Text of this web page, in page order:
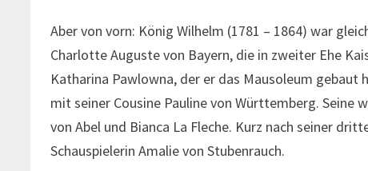
Aber von vorn: König Wilhelm (1781 – 1864) war
Charlotte Auguste von Bayern, die in zweiter Ehe
Katharina Pawlowna, der er das Mausoleum gebaut
mit seiner Cousine Pauline von Württemberg. Seine
von Abel und Bianca La Fleche. Kurz nach seiner
Schauspielerin Amalie von Stubenrauch.